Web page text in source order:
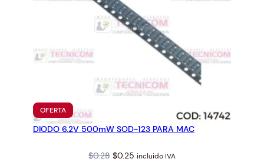
OFERTAPRODUCTO
EN
OFERTA
DIODO 6.2V 500mW SOD-123 PARA MAC
$0.28 Original
$0.25 Current
incluido IVA